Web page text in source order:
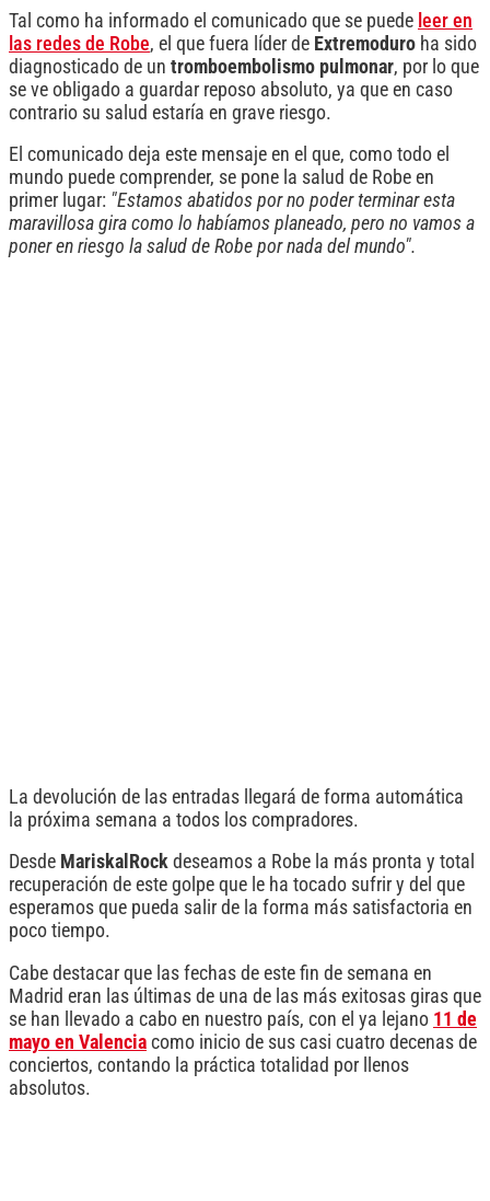
Tal como ha informado el comunicado que se puede leer en
las redes de Robe, el que fuera líder de Extremoduro ha sido
diagnosticado de un tromboembolismo pulmonar, por lo que
se ve obligado a guardar reposo absoluto, ya que en caso
contrario su salud estaría en grave riesgo.
El comunicado deja este mensaje en el que, como todo el
mundo puede comprender, se pone la salud de Robe en
primer lugar: "Estamos abatidos por no poder terminar esta
maravillosa gira como lo habíamos planeado, pero no vamos a
poner en riesgo la salud de Robe por nada del mundo".
La devolución de las entradas llegará de forma automática
la próxima semana a todos los compradores.
Desde MariskalRock deseamos a Robe la más pronta y total
recuperación de este golpe que le ha tocado sufrir y del que
esperamos que pueda salir de la forma más satisfactoria en
poco tiempo.
Cabe destacar que las fechas de este fin de semana en
Madrid eran las últimas de una de las más exitosas giras que
se han llevado a cabo en nuestro país, con el ya lejano 11 de
mayo en Valencia como inicio de sus casi cuatro decenas de
conciertos, contando la práctica totalidad por llenos
absolutos.